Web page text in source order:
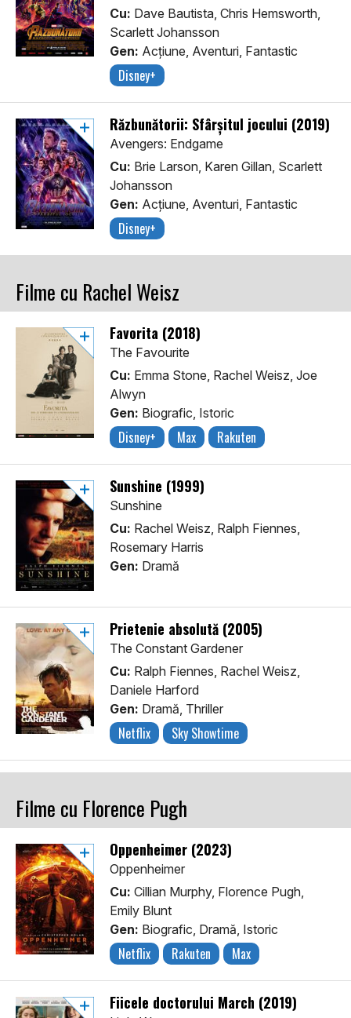
Cu: Dave Bautista, Chris Hemsworth,
Scarlett Johansson
Gen: Acţiune, Aventuri, Fantastic
Disney+
Răzbunătorii: Sfârșitul jocului (2019)
Avengers: Endgame
Cu: Brie Larson, Karen Gillan, Scarlett
Johansson
Gen: Acţiune, Aventuri, Fantastic
Disney+
Filme cu Rachel Weisz
Favorita (2018)
The Favourite
Cu: Emma Stone, Rachel Weisz, Joe
Alwyn
Gen: Biografic, Istoric
Disney+ Max Rakuten
Sunshine (1999)
Sunshine
Cu: Rachel Weisz, Ralph Fiennes,
Rosemary Harris
Gen: Dramă
Prietenie absolută (2005)
The Constant Gardener
Cu: Ralph Fiennes, Rachel Weisz,
Daniele Harford
Gen: Dramă, Thriller
Netflix Sky Showtime
Filme cu Florence Pugh
Oppenheimer (2023)
Oppenheimer
Cu: Cillian Murphy, Florence Pugh,
Emily Blunt
Gen: Biografic, Dramă, Istoric
Netflix Rakuten Max
Fiicele doctorului March (2019)